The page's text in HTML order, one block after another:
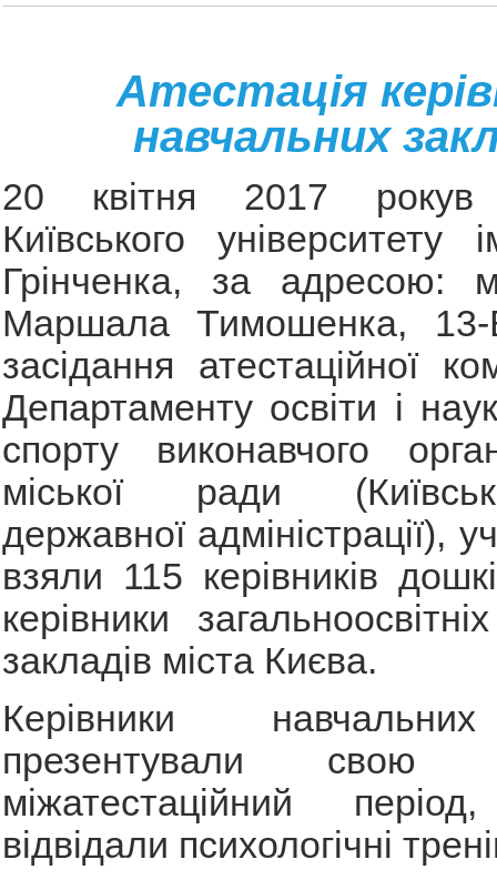
Атестація
навчальних
20 квітня 2017 рокув
Київського університету
Грінченка, за адресою:
Маршала Тимошенка, 13-
засідання атестаційної
Департаменту освіти і
спорту виконавчого
міської ради
державної адміністрації),
взяли 115 керівників
керівники
закладів міста Києва.
Керівники
презентували
міжатестаційний
відвідали психологічні